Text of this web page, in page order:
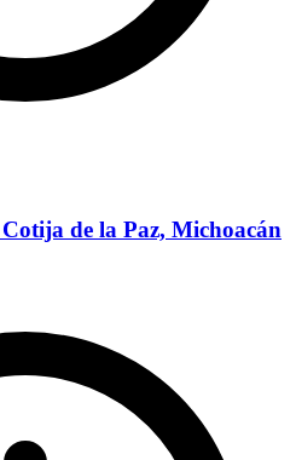
de la Paz, Michoacán